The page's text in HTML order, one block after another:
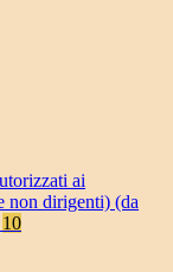
ai
non dirigenti) (da
10